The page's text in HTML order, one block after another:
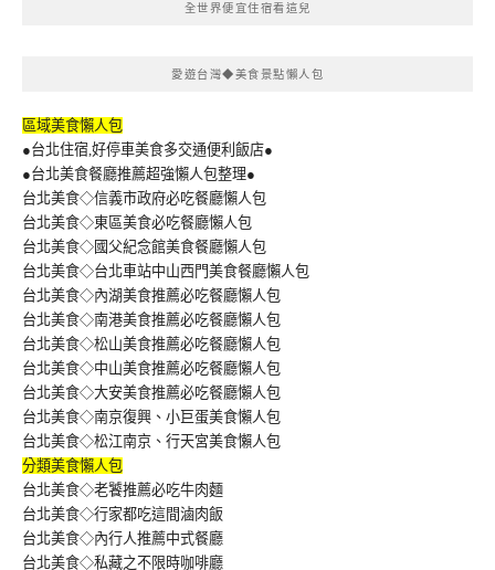
全世界便宜住宿看這兒
愛遊台灣◆美食景點懶人包
區域美食懶人包
●台北住宿,好停車美食多交通便利飯店●
●台北美食餐廳推薦超強懶人包整理●
台北美食◇信義市政府必吃餐廳懶人包
台北美食◇東區美食必吃餐廳懶人包
台北美食◇國父紀念館美食餐廳懶人包
台北美食◇台北車站中山西門美食餐廳懶人包
台北美食◇內湖美食推薦必吃餐廳懶人包
台北美食◇南港美食推薦必吃餐廳懶人包
台北美食◇松山美食推薦必吃餐廳懶人包
台北美食◇中山美食推薦必吃餐廳懶人包
台北美食◇大安美食推薦必吃餐廳懶人包
台北美食◇南京復興、小巨蛋美食懶人包
台北美食◇松江南京、行天宮美食懶人包
分類美食懶人包
台北美食◇老饕推薦必吃牛肉麵
台北美食◇行家都吃這間滷肉飯
台北美食◇內行人推薦中式餐廳
台北美食◇私藏之不限時咖啡廳